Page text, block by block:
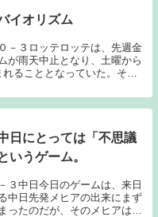
イオリズム
－３ロッテロッテは、先週金
が雨天中止となり、土曜から
ることとなっていた。そし
が、勝利は手に出来ず、引き
4連敗という状況で今日ZOZO
日にとっては「不思議
いうゲーム。
３中日今日のゲームは、来日
中日先発メヒアの出来にまず
ったのだが、そのメヒアは、